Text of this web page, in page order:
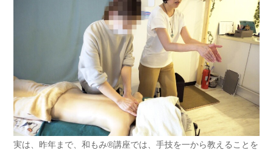
実は、昨年まで、和もみ®講座では、手技を一から教えることを